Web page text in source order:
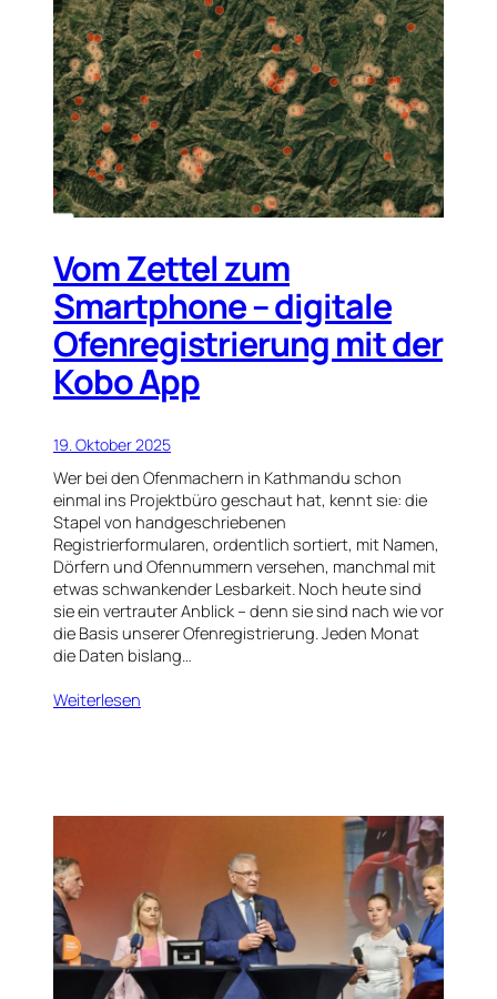
Vom Zettel zum
Smartphone – digitale
Ofenregistrierung mit der
Kobo App
19. Oktober 2025
Wer bei den Ofenmachern in Kathmandu schon
einmal ins Projektbüro geschaut hat, kennt sie: die
Stapel von handgeschriebenen
Registrierformularen, ordentlich sortiert, mit Namen,
Dörfern und Ofennummern versehen, manchmal mit
etwas schwankender Lesbarkeit. Noch heute sind
sie ein vertrauter Anblick – denn sie sind nach wie vor
die Basis unserer Ofenregistrierung. Jeden Monat
die Daten bislang…
Weiterlesen